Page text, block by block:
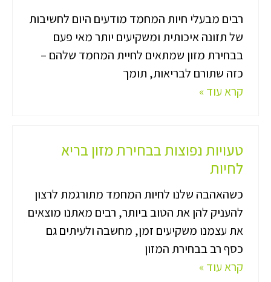
רבים מבעלי חיות המחמד מודעים היום לחשיבות
של תזונה איכותית ומשקיעים יותר מאי פעם
בבחירת מזון שמתאים לחיית המחמד שלהם –
כזה שתורם לבריאות, תומך
קרא עוד »
טעויות נפוצות בבחירת מזון בריא
לחיות
כשהאהבה שלנו לחיות המחמד מתורגמת לרצון
להעניק להן את הטוב ביותר, רבים מאתנו מוצאים
את עצמנו משקיעים זמן, מחשבה ולעיתים גם
כסף רב בבחירת המזון
קרא עוד »